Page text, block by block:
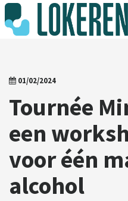
01/02/2024
Tournée
een
voor één
alcohol